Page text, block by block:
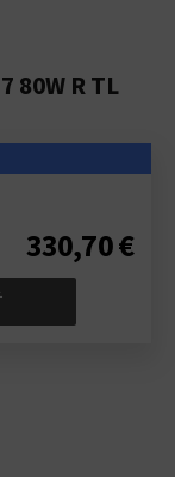
80W R TL
330,70 €